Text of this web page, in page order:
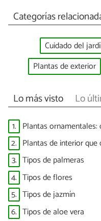
Categorías
Cuidado del
Plantas de exterior
Lo más visto Lo
1. Plantas
2. Plantas de interior que
3. Tipos de palmeras
4. Tipos de flores
5. Tipos de jazmín
6. Tipos de aloe vera